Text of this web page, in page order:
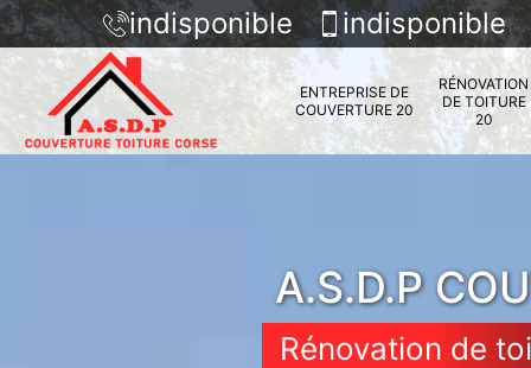
indisponible indisponible
ENTREPRISE DE
COUVERTURE 20
RÉNOVATION
DE TOITURE
20
A.S.D.P
Rénovation de